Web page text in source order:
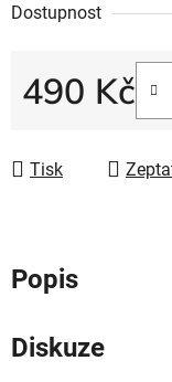
Dostupnost
490 Kč
Tisk
Popis
Diskuze